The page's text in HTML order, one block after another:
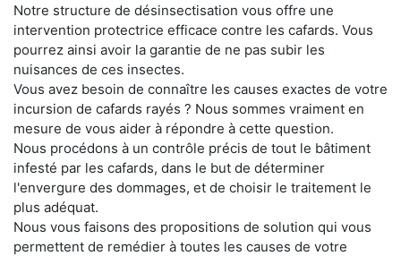
Notre structure de désinsectisation vous offre une
intervention protectrice efficace contre les cafards. Vous
pourrez ainsi avoir la garantie de ne pas subir les
nuisances de ces insectes.
Vous avez besoin de connaître les causes exactes de votre
incursion de cafards rayés ? Nous sommes vraiment en
mesure de vous aider à répondre à cette question.
Nous procédons à un contrôle précis de tout le bâtiment
infesté par les cafards, dans le but de déterminer
l'envergure des dommages, et de choisir le traitement le
plus adéquat.
Nous vous faisons des propositions de solution qui vous
permettent de remédier à toutes les causes de votre